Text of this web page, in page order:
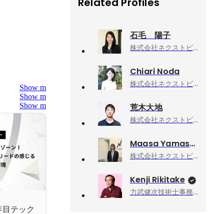
Show more
Show more
Show more
テック
石毛 陽子
株式会社ネクストビート, 副社長 COO
Chiari Noda
株式会社ネクストビート, COO
荒木大地
株式会社ネクストビート, 人事企画、労務
Maasa Yamasaki
株式会社ネクストビート, メディア
Kenji Rikitake
力武健次技術士事務所, 所長